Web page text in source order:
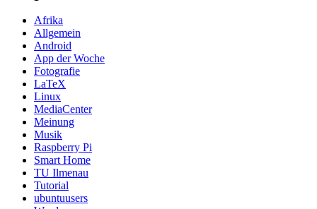
Afrika
Allgemein
Android
App der Woche
Fotografie
LaTeX
Linux
MediaCenter
Meinung
Musik
Raspberry Pi
Smart Home
TU Ilmenau
Tutorial
ubuntuusers